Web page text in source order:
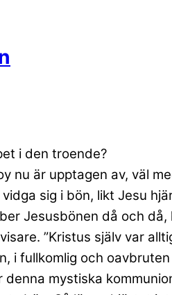
i den troende?
nu är upptagen av, väl
sig i bön, likt Jesu
Jesusbönen då och
”Kristus själv var
i fullkomlig och
mystiska